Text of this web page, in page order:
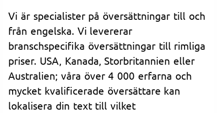
Vi är specialister på översättningar till och
från engelska. Vi levererar
branschspecifika översättningar till rimliga
priser. USA, Kanada, Storbritannien eller
Australien; våra över 4 000 erfarna och
mycket kvalificerade översättare kan
lokalisera din text till vilket